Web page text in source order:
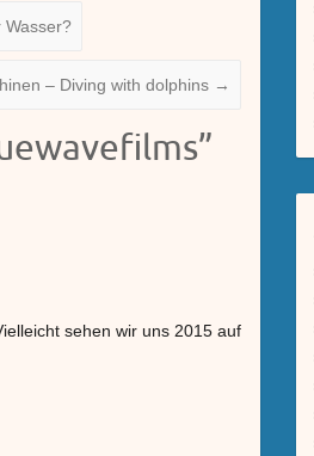
Wasser?
– Diving with dolphins →
”
sehen wir uns 2015 auf